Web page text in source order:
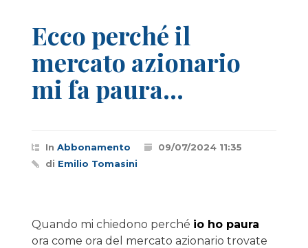
Ecco perché il
mercato azionario
mi fa paura...
In Abbonamento
09/07/2024 11:35
di Emilio Tomasini
Quando mi chiedono perché io ho paura
ora come ora del mercato azionario trovate